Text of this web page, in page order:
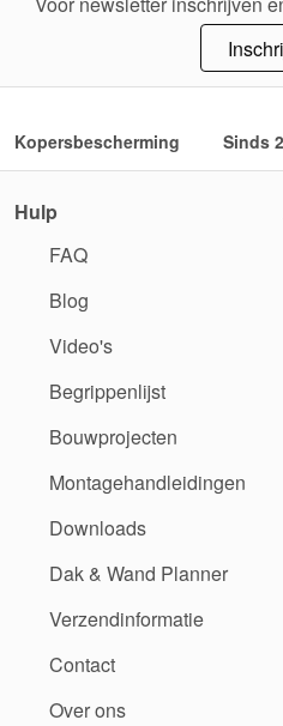
Kopersbescherming Sinds
Hulp
FAQ
Blog
Video's
Begrippenlijst
Bouwprojecten
Montagehandleidingen
Downloads
Dak & Wand Planner
Verzendinformatie
Contact
Over ons